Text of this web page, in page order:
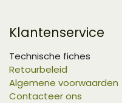
Klantenservice
Technische fiches
Retourbeleid
Algemene voorwaarden
Contacteer ons